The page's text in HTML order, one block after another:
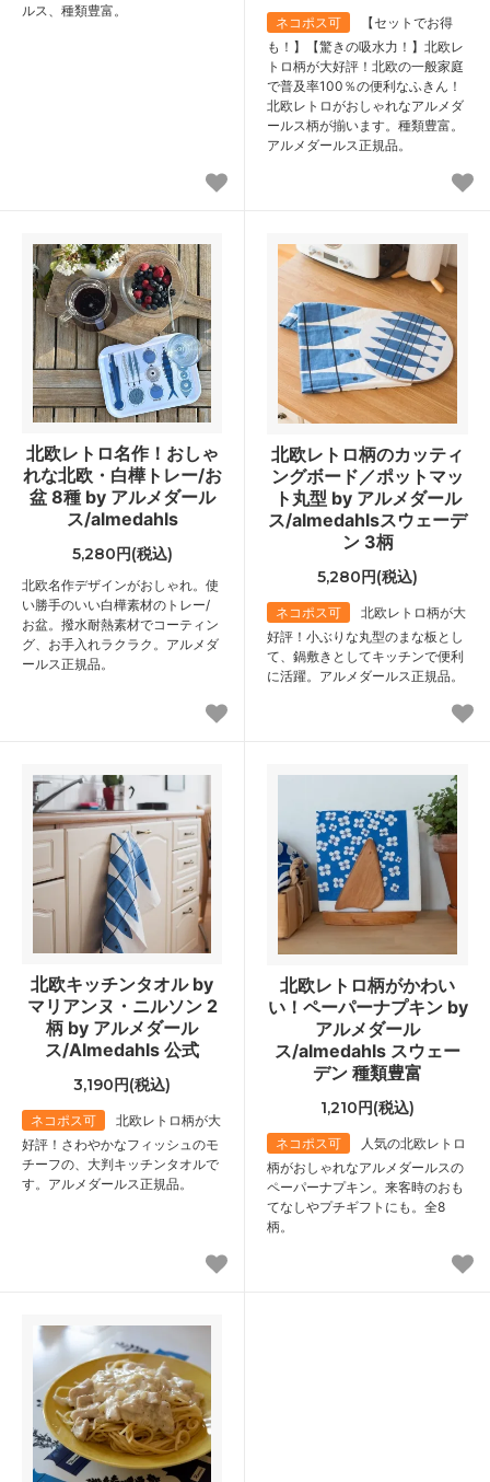
ルス、種類豊富。
ネコポス可
【セットでお得
も！】【驚きの吸水力！】北欧レ
トロ柄が大好評！北欧の一般家庭
で普及率100％の便利なふきん！
北欧レトロがおしゃれなアルメダ
ールス柄が揃います。種類豊富。
アルメダールス正規品。
北欧レトロ名作！おしゃ
れな北欧・白樺トレー/お
盆 8種 by アルメダール
ス/almedahls
5,280円(税込)
北欧名作デザインがおしゃれ。使
い勝手のいい白樺素材のトレー/
お盆。撥水耐熱素材でコーティン
グ、お手入れラクラク。アルメダ
ールス正規品。
北欧レトロ柄のカッティ
ングボード／ポットマッ
ト丸型 by アルメダール
ス/almedahlsスウェーデ
ン 3柄
5,280円(税込)
ネコポス可
北欧レトロ柄が大
好評！小ぶりな丸型のまな板とし
て、鍋敷きとしてキッチンで便利
に活躍。アルメダールス正規品。
北欧キッチンタオル by
マリアンヌ・ニルソン 2
柄 by アルメダール
ス/Almedahls 公式
3,190円(税込)
ネコポス可
北欧レトロ柄が大
好評！さわやかなフィッシュのモ
チーフの、大判キッチンタオルで
す。アルメダールス正規品。
北欧レトロ柄がかわい
い！ペーパーナプキン by
アルメダール
ス/almedahls スウェー
デン 種類豊富
1,210円(税込)
ネコポス可
人気の北欧レトロ
柄がおしゃれなアルメダールスの
ペーパーナプキン。来客時のおも
てなしやプチギフトにも。全8
柄。